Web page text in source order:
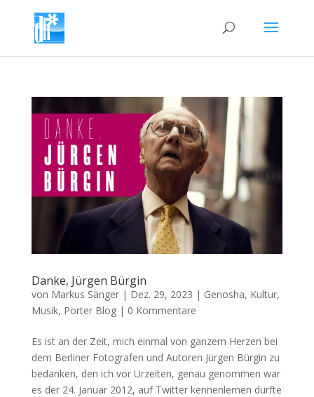
Danke, Jürgen Bürgin
von Markus Sänger| Dez. 29, 2023 | Genosha, Kultur,
Musik, Porter Blog| 0 Kommentare
Es ist an der Zeit, mich einmal von ganzem Herzen bei
dem Berliner Fotografen und Autoren Jürgen Bürgin zu
bedanken, den ich vor Urzeiten, genau genommen war
es der 24. Januar 2012, auf Twitter kennenlernen durfte